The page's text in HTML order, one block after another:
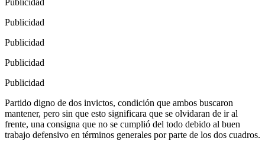
Publicidad
Publicidad
Publicidad
Publicidad
Publicidad
Partido digno de dos invictos, condición que ambos buscaron
mantener, pero sin que esto significara que se olvidaran de ir al
frente, una consigna que no se cumplió del todo debido al buen
trabajo defensivo en términos generales por parte de los dos cuadros.